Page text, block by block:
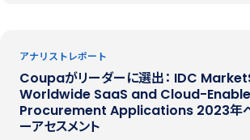
アナリストレポート
Coupaがリーダーに選出： IDC
Worldwide SaaS and Cloud-
Procurement Applications 2023年
ーアセスメント